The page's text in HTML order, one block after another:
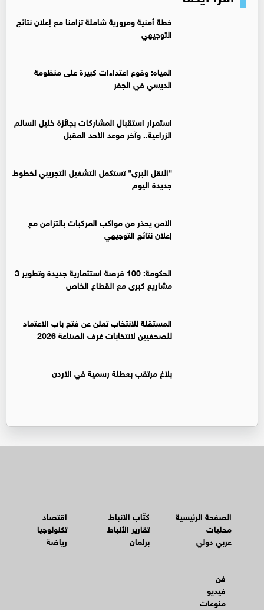
خطة أمنية ومرورية شاملة تزامنا مع إعلان نتائج
التوجيهي
المياه: وقوع اعتداءات كبيرة على منظومة
الديسي في الجفر
استمرار استقبال المشاركات بجائزة خليل السالم
الزراعية.. وآخر موعد الأحد المقبل
"النقل البري" تستكمل التشغيل التجريبي لخطوط
جديدة اليوم
الأمن يحذر من مواكب المركبات بالتزامن مع
إعلان نتائج التوجيهي
الحكومة: 100 فرصة استثمارية جديدة وتطوير 3
مشاريع كبرى مع القطاع الخاص
المستقلة للانتخاب تعلن عن فتح باب الاعتماد
للصحفيين لانتخابات غرف الصناعة 2026
بلاغ مرتقب بعطلة رسمية في الاردن
الصفحة الرئيسية
محليات
عربي دولي
كتّاب الأنباط
تقارير الأنباط
برلمان
اقتصاد
تكنولوجيا
رياضة
فن
فيديو
منوعات